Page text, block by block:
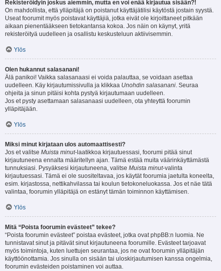
Rekisteröidyin joskus aiemmin, mutta en voi enää kirjautua sisään?!
On mahdollista, että ylläpitäjä on poistanut käyttäjätilisi käytöstä jostain syystä.
Useat foorumit myös poistavat käyttäjiä, jotka eivät ole kirjoittaneet pitkään
aikaan pienentääkseen tietokantansa kokoa. Jos näin on käynyt, yritä
rekisteröityä uudelleen ja osallistu keskusteluun aktiivisemmin.
Ylös
Olen hukannut salasanani!
Älä panikoi! Vaikka salasanaasi ei voida palauttaa, se voidaan asettaa
uudelleen. Käy kirjautumissivulla ja klikkaa Unohdin salasanani. Seuraa
ohjeita ja sinun pitäisi kohta pystyä kirjautumaan uudelleen.
Jos et pysty asettamaan salasanaasi uudelleen, ota yhteyttä foorumin
ylläpitäjään.
Ylös
Miksi minut kirjataan ulos automaattisesti?
Jos et valitse Muista minut-laatikkoa kirjautuessasi, foorumi pitää sinut
kirjautuneena ennalta määritellyn ajan. Tämä estää muita väärinkäyttämästä
tunnuksiasi. Pysyäksesi kirjautuneena, valitse Muista minut-valinta
kirjautuessasi. Tämä ei ole suositeltavaa, jos käytät foorumia jaetulta koneelta,
esim. kirjastossa, nettikahvilassa tai koulun tietokoneluokassa. Jos et näe tätä
valintaa, foorumin ylläpitäjä on estänyt tämän toiminnon käyttämisen.
Ylös
Mitä “Poista foorumin evästeet” tekee?
“Poista foorumin evästeet” poistaa evästeet, jotka ovat phpBB:n luomia. Ne
tunnistavat sinut ja pitävät sinut kirjautuneena foorumille. Evästeet tarjoavat
myös toimintoja, kuten luettujen seurantaa, jos ne ovat foorumin ylläpitäjän
käyttöönottamia. Jos sinulla on sisään tai uloskirjautumisen kanssa ongelmia,
foorumin evästeiden poistaminen voi auttaa.